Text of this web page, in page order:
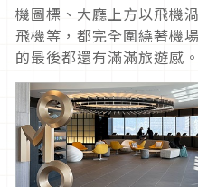
機圖標、大廳上方以飛機
飛機等，都完全圍繞著機
的最後都還有滿滿旅遊感。